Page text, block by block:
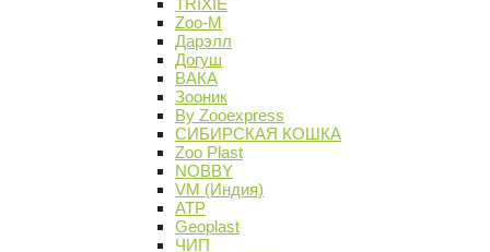
TRIXIE
Zoo-M
Дарэлл
Догуш
ВАКА
Зооник
By Zooexpress
СИБИРСКАЯ КОШКА
Zoo Plast
NOBBY
VM (Индия)
АТР
Geoplast
ЧИП